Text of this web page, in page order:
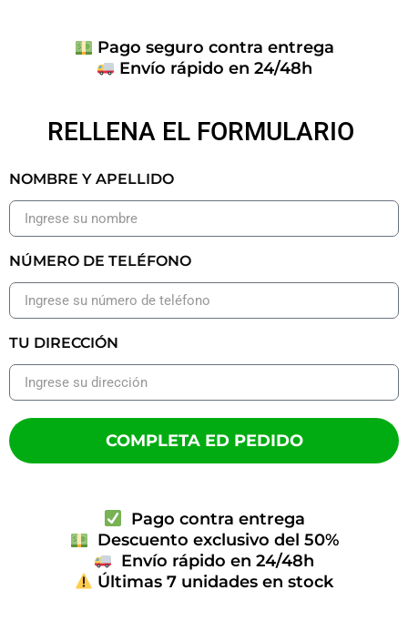
Pago seguro contra entrega
Envío rápido en 24/48h
RELLENA EL FORMULARIO
NOMBRE Y APELLIDO
NÚMERO DE TELÉFONO
TU DIRECCIÓN
COMPLETA ED PEDIDO
Pago contra entrega
Descuento exclusivo del 50%
Envío rápido en 24/48h
Últimas 7 unidades en stock